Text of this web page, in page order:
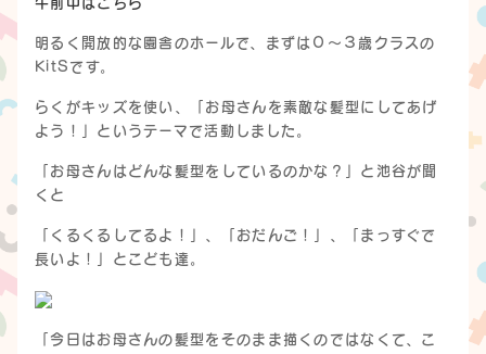
明るく開放的な園舎のホールで、まずは０〜３歳クラスの
KitSです。
らくがキッズを使い、「お母さんを素敵な髪型にしてあげ
よう！」というテーマで活動しました。
「お母さんはどんな髪型をしているのかな？」と池谷が聞
くと
「くるくるしてるよ！」、「おだんご！」、「まっすぐで
長いよ！」とこども達。
「今日はお母さんの髪型をそのまま描くのではなくて、こ